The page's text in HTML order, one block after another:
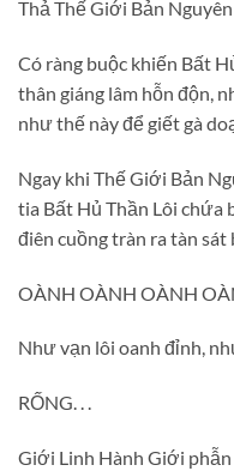
Thả Thế Giới Bản
Có ràng buộc khiến Bất
thân giáng lâm hỗn độn,
như thế này để giết gà
Ngay khi Thế Giới Bản
tia Bất Hủ Thần Lôi chứa
điên cuồng tràn ra tàn sát
OÀNH OÀNH OÀNH
Như vạn lôi oanh đỉnh,
RỐNG. . .
Giới Linh Hành Giới